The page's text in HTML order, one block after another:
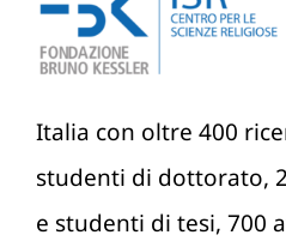
Italia con oltre 400
studenti di dottorato,
e studenti di tesi, 700